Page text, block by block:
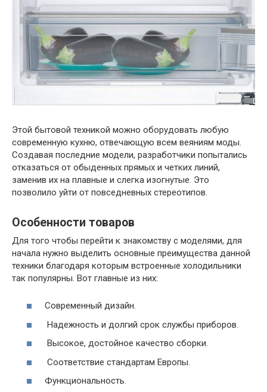
Этой бытовой техникой можно оборудовать любую
современную кухню, отвечающую всем веяниям моды.
Создавая последние модели, разработчики попытались
отказаться от обыденных прямых и четких линий,
заменив их на плавные и слегка изогнутые. Это
позволило уйти от повседневных стереотипов.
Особенности товаров
Для того чтобы перейти к знакомству с моделями, для
начала нужно выделить основные преимущества данной
техники благодаря которым встроенные холодильники
так популярны. Вот главные из них:
Современный дизайн.
Надежность и долгий срок службы приборов.
Высокое, достойное качество сборки.
Соответствие стандартам Европы.
Функциональность.